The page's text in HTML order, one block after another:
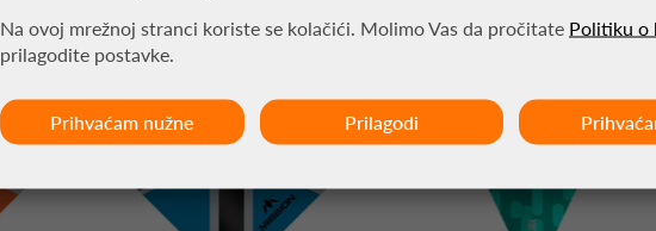
Na ovoj mrežnoj stranci koriste se kolačići. Molimo Vas da pročitate Politiku o
prilagodite postavke.
Prihvaćam nužne Prilagodi